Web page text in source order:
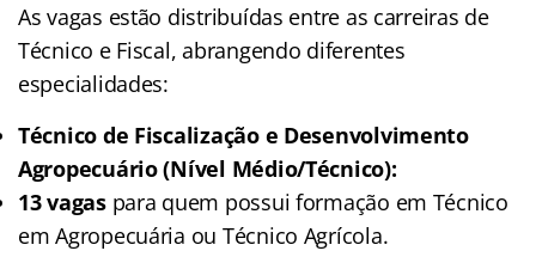
As vagas estão distribuídas entre as carreiras de
Técnico e Fiscal, abrangendo diferentes
especialidades:
Técnico de Fiscalização e Desenvolvimento
Agropecuário (Nível Médio/Técnico):
13 vagaspara quem possui formação em Técnico
em Agropecuária ou Técnico Agrícola.